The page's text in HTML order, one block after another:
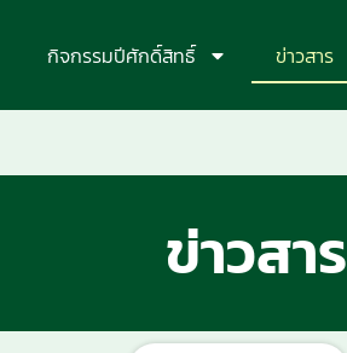
กิจกรรมปีศักดิ์สิทธิ์ ข่าวสาร
ข่าวสาร